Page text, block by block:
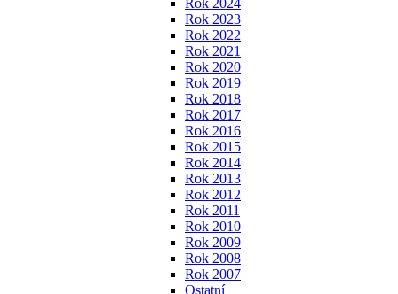
Rok 2024
Rok 2023
Rok 2022
Rok 2021
Rok 2020
Rok 2019
Rok 2018
Rok 2017
Rok 2016
Rok 2015
Rok 2014
Rok 2013
Rok 2012
Rok 2011
Rok 2010
Rok 2009
Rok 2008
Rok 2007
Ostatní